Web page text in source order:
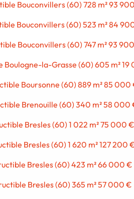
Bouconvillers (60) 728 m² 93
Bouconvillers (60) 523 m² 84
Bouconvillers (60) 747 m² 93
Boulogne-la-Grasse (60) 605 m²
Boursonne (60) 889 m² 85 000
Brenouille (60) 340 m² 58 000
Bresles (60) 1 022 m² 75 000 €
Bresles (60) 1 620 m² 127 200
Bresles (60) 423 m² 66 000 €
Bresles (60) 365 m² 57 000 €